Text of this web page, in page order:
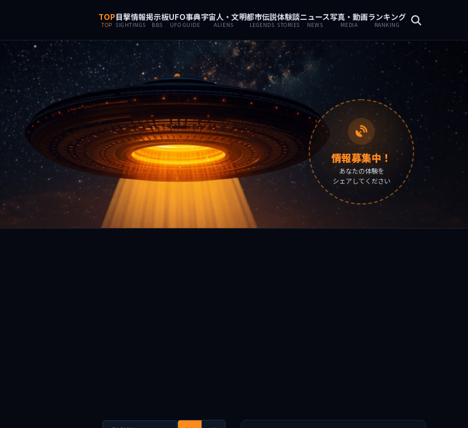
TOP
TOP
目撃情報
SIGHTINGS
掲示板
BBS
UFO事典
UFO GUIDE
宇宙人・文明
ALIENS
都市伝説
LEGENDS
体験談
STORIES
ニュース
NEWS
写真・動画
MEDIA
ランキング
RANKING
情報募集中！
あなたの体験を
シェアしてください